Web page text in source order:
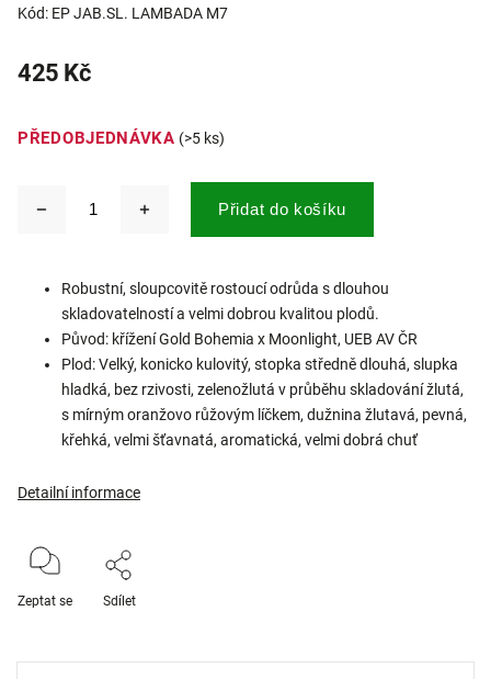
Kód: EP JAB.SL. LAMBADA M7
425 Kč
PŘEDOBJEDNÁVKA (>5 ks)
Přidat do košíku
Robustní, sloupcovitě rostoucí odrůda s dlouhou
skladovatelností a velmi dobrou kvalitou plodů.
Původ: křížení Gold Bohemia x Moonlight, UEB AV ČR
Plod: Velký, konicko kulovitý, stopka středně dlouhá, slupka
hladká, bez rzivosti, zelenožlutá v průběhu skladování žlutá,
s mírným oranžovo růžovým líčkem, dužnina žlutavá, pevná,
křehká, velmi šťavnatá, aromatická, velmi dobrá chuť
Detailní informace
Zeptat se Sdílet